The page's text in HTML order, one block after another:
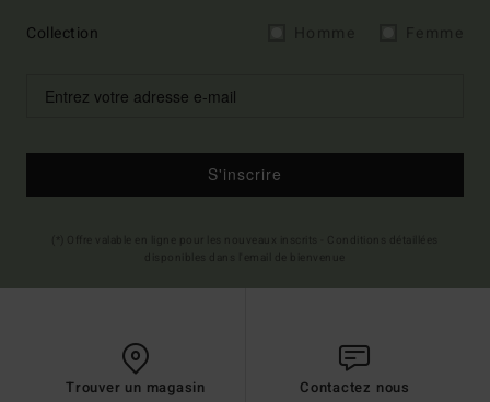
Collection
S'inscrire
Trouver un magasin Contactez nous